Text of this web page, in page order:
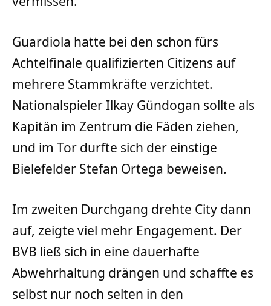
Guardiola hatte bei den schon fürs
Achtelfinale qualifizierten Citizens auf
mehrere Stammkräfte verzichtet.
Nationalspieler Ilkay Gündogan sollte als
Kapitän im Zentrum die Fäden ziehen,
und im Tor durfte sich der einstige
Bielefelder Stefan Ortega beweisen.
Im zweiten Durchgang drehte City dann
auf, zeigte viel mehr Engagement. Der
BVB ließ sich in eine dauerhafte
Abwehrhaltung drängen und schaffte es
selbst nur noch selten in den